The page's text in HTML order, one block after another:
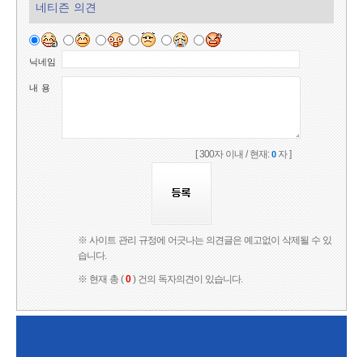
네티즌 의견
닉네임
내 용
[ 300자 이내 / 현재:0자 ]
※ 사이트 관리 규정에 어긋나는 의견글은 예고없이 삭제될 수 있
습니다.
※ 현재 총 (0) 건의 독자의견이 있습니다.